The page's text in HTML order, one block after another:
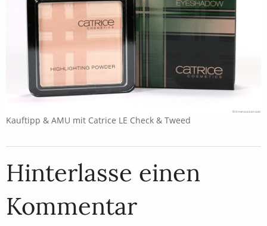
Kauftipp & AMU mit Catrice LE Check & Tweed
Hinterlasse einen
Kommentar